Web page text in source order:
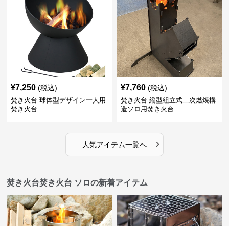
¥7,250 (税込)
焚き火台 球体型デザイン一人用
焚き火台
¥7,760 (税込)
焚き火台 縦型組立式二次燃焼構
造ソロ用焚き火台
人気アイテム一覧へ ›
焚き火台焚き火台 ソロの新着アイテム